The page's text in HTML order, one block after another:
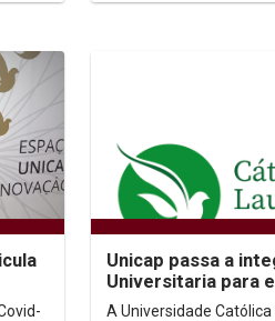
Unicap passa a
Universitaria para
de La Casa Común
A Universidade Católica